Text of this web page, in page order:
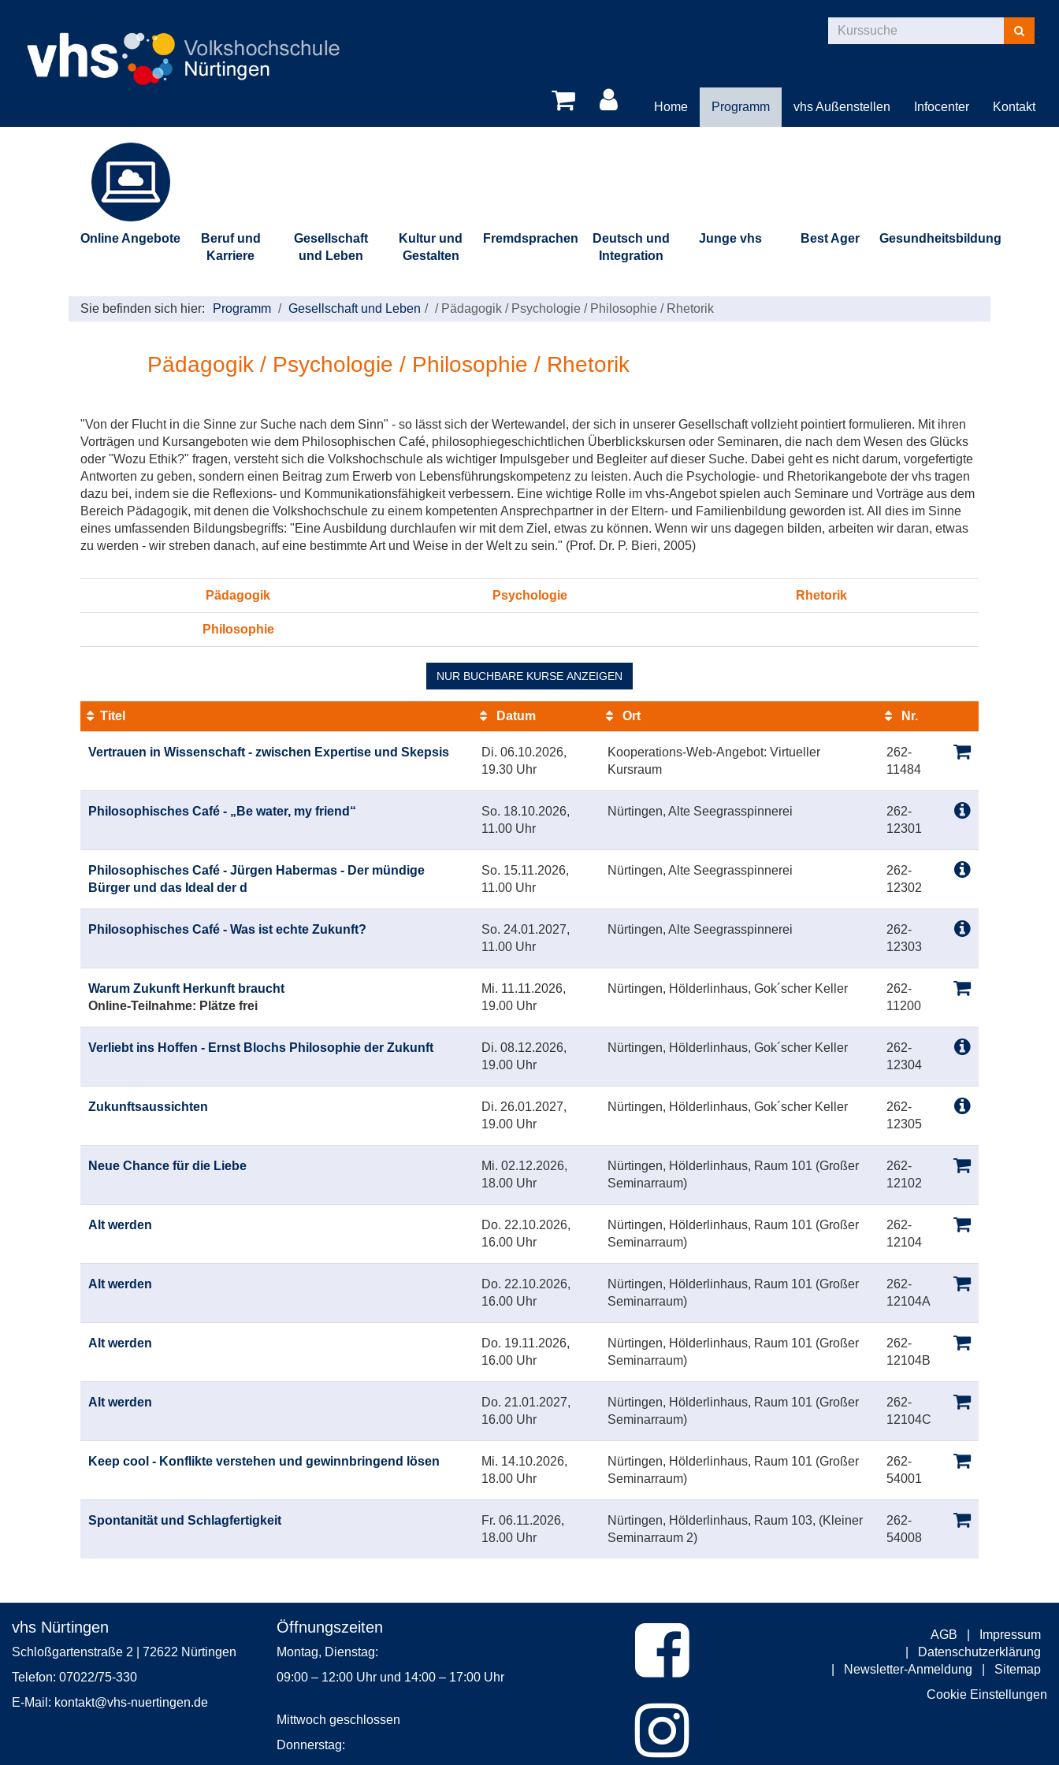
Kurse
suchen
Home Programm vhs Außenstellen Infocenter Kontakt
Online Angebote
Beruf und
Karriere
Gesellschaft
und Leben
Kultur und
Gestalten
Fremdsprachen
Deutsch und
Integration
Junge vhs Best Ager Gesundheitsbildung
Sie befinden sich hier: Programm Gesellschaft und Leben / Pädagogik / Psychologie / Philosophie / Rhetorik
Pädagogik / Psychologie / Philosophie / Rhetorik
"Von der Flucht in die Sinne zur Suche nach dem Sinn" - so lässt sich der Wertewandel, der sich in unserer Gesellschaft vollzieht pointiert formulieren. Mit ihren
Vorträgen und Kursangeboten wie dem Philosophischen Café, philosophiegeschichtlichen Überblickskursen oder Seminaren, die nach dem Wesen des Glücks
oder "Wozu Ethik?" fragen, versteht sich die Volkshochschule als wichtiger Impulsgeber und Begleiter auf dieser Suche. Dabei geht es nicht darum, vorgefertigte
Antworten zu geben, sondern einen Beitrag zum Erwerb von Lebensführungskompetenz zu leisten. Auch die Psychologie- und Rhetorikangebote der vhs tragen
dazu bei, indem sie die Reflexions- und Kommunikationsfähigkeit verbessern. Eine wichtige Rolle im vhs-Angebot spielen auch Seminare und Vorträge aus dem
Bereich Pädagogik, mit denen die Volkshochschule zu einem kompetenten Ansprechpartner in der Eltern- und Familienbildung geworden ist. All dies im Sinne
eines umfassenden Bildungsbegriffs: "Eine Ausbildung durchlaufen wir mit dem Ziel, etwas zu können. Wenn wir uns dagegen bilden, arbeiten wir daran, etwas
zu werden - wir streben danach, auf eine bestimmte Art und Weise in der Welt zu sein." (Prof. Dr. P. Bieri, 2005)
Pädagogik Psychologie Rhetorik
Philosophie
NUR BUCHBARE KURSE ANZEIGEN
Tabellenüberschriften
sortiert
werden.
Titel Datum Ort
Nr.
Kursstatus
Vertrauen in Wissenschaft - zwischen Expertise und Skepsis
Di. 06.10.2026,
19.30 Uhr
Kooperations-Web-Angebot: Virtueller
Kursraum
262-
11484
Philosophisches Café - „Be water, my friend“ So. 18.10.2026,
11.00 Uhr
Nürtingen, Alte Seegrasspinnerei
262-
12301
Philosophisches Café - Jürgen Habermas - Der mündige
Bürger und das Ideal der d
So. 15.11.2026,
11.00 Uhr
Nürtingen, Alte Seegrasspinnerei
262-
12302
Philosophisches Café - Was ist echte Zukunft? So. 24.01.2027,
11.00 Uhr
Nürtingen, Alte Seegrasspinnerei
262-
12303
Warum Zukunft Herkunft braucht
Online-Teilnahme: Plätze frei
Mi. 11.11.2026,
19.00 Uhr
Nürtingen, Hölderlinhaus, Gok´scher Keller
262-
11200
Verliebt ins Hoffen - Ernst Blochs Philosophie der Zukunft Di. 08.12.2026,
19.00 Uhr
Nürtingen, Hölderlinhaus, Gok´scher Keller
262-
12304
Zukunftsaussichten Di. 26.01.2027,
19.00 Uhr
Nürtingen, Hölderlinhaus, Gok´scher Keller
262-
12305
Neue Chance für die Liebe Mi. 02.12.2026,
18.00 Uhr
Nürtingen, Hölderlinhaus, Raum 101 (Großer
Seminarraum)
262-
12102
Alt werden Do. 22.10.2026,
16.00 Uhr
Nürtingen, Hölderlinhaus, Raum 101 (Großer
Seminarraum)
262-
12104
Alt werden Do. 22.10.2026,
16.00 Uhr
Nürtingen, Hölderlinhaus, Raum 101 (Großer
Seminarraum)
262-
12104A
Alt werden Do. 19.11.2026,
16.00 Uhr
Nürtingen, Hölderlinhaus, Raum 101 (Großer
Seminarraum)
262-
12104B
Alt werden Do. 21.01.2027,
16.00 Uhr
Nürtingen, Hölderlinhaus, Raum 101 (Großer
Seminarraum)
262-
12104C
Keep cool - Konflikte verstehen und gewinnbringend lösen Mi. 14.10.2026,
18.00 Uhr
Nürtingen, Hölderlinhaus, Raum 101 (Großer
Seminarraum)
262-
54001
Spontanität und Schlagfertigkeit Fr. 06.11.2026,
18.00 Uhr
Nürtingen, Hölderlinhaus, Raum 103, (Kleiner
Seminarraum 2)
262-
54008
vhs Nürtingen
Schloßgartenstraße 2 | 72622 Nürtingen
Telefon: 07022/75-330
E-Mail: kontakt@vhs-nuertingen.de
Öffnungszeiten
Montag, Dienstag:
09:00 – 12:00 Uhr und 14:00 – 17:00 Uhr
Mittwoch geschlossen
Donnerstag:
AGB
Impressum
Datenschutzerklärung
Newsletter-Anmeldung
Sitemap
Cookie Einstellungen